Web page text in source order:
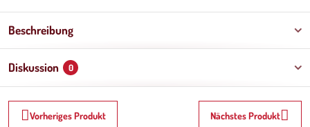
Beschreibung
Diskussion 0
Vorheriges Produkt Nächstes Produkt